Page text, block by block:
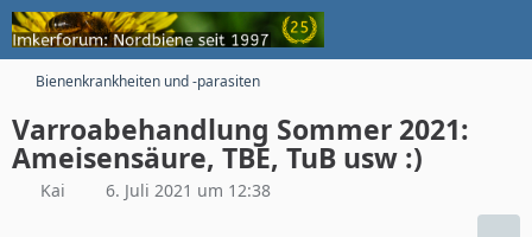
Bienenkrankheiten und -parasiten
Varroabehandlung Sommer 2021:
Ameisensäure, TBE, TuB usw :)
Kai 6. Juli 2021 um 12:38